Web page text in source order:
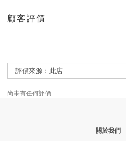
顧客評價
尚未有任何評價
關於我們